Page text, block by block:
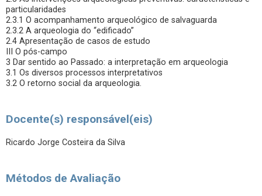
particularidades
2.3.1 O acompanhamento arqueológico de salvaguarda
2.3.2 A arqueologia do “edificado”
2.4 Apresentação de casos de estudo
III O pós-campo
3 Dar sentido ao Passado: a interpretação em arqueologia
3.1 Os diversos processos interpretativos
3.2 O retorno social da arqueologia.
Docente(s) responsável(eis)
Ricardo Jorge Costeira da Silva
Métodos de Avaliação